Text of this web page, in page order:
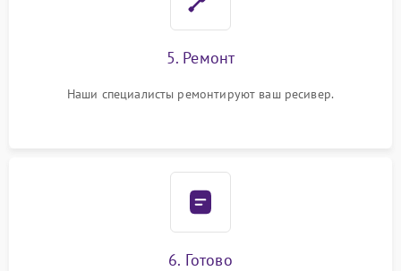
5. Ремонт
Наши специалисты ремонтируют ваш ресивер.
6. Готово